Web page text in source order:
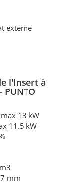
externe
l'Insert à
13 kW
11.5 kW
mm